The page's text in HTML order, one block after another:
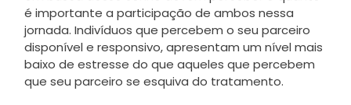
é importante a participação de ambos nessa
jornada. Indivíduos que percebem o seu parceiro
disponível e responsivo, apresentam um nível mais
baixo de estresse do que aqueles que percebem
que seu parceiro se esquiva do tratamento.